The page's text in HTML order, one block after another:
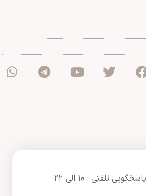
تلفنی : ۱۰ الی ۲۲